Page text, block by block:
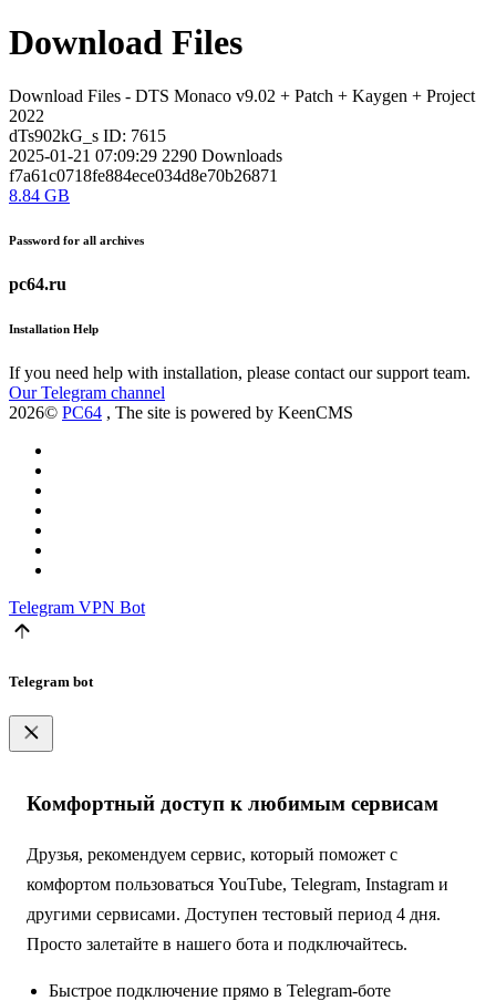
Download Files
Download Files - DTS Monaco v9.02 + Patch + Kaygen + Project
2022
dTs902kG_s ID: 7615
2025-01-21 07:09:29 2290 Downloads
f7a61c0718fe884ece034d8e70b26871
8.84 GB
Password for all archives
pc64.ru
Installation Help
If you need help with installation, please contact our support team.
Our Telegram channel
2026© PC64 , The site is powered by KeenCMS
Telegram VPN Bot
Telegram bot
Комфортный доступ к любимым сервисам
Друзья, рекомендуем сервис, который поможет с
комфортом пользоваться YouTube, Telegram, Instagram и
другими сервисами. Доступен тестовый период 4 дня.
Просто залетайте в нашего бота и подключайтесь.
Быстрое подключение прямо в Telegram-боте